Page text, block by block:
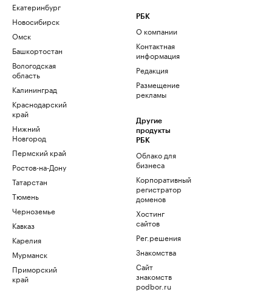
Екатеринбург
Новосибирск
Омск
Башкортостан
Вологодская
область
Калининград
Краснодарский
край
Нижний
Новгород
Пермский край
Ростов-на-Дону
Татарстан
Тюмень
Черноземье
Кавказ
Карелия
Мурманск
Приморский
край
РБК
О компании
Контактная
информация
Редакция
Размещение
рекламы
Другие
продукты
РБК
Облако для
бизнеса
Корпоративный
регистратор
доменов
Хостинг
сайтов
Рег.решения
Знакомства
Сайт
знакомств
podbor.ru